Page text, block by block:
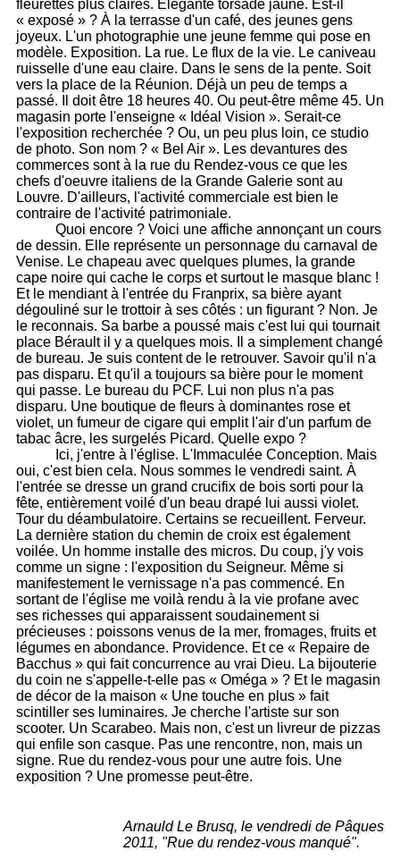
fleurettes plus claires. Élégante torsade jaune. Est-il
« exposé » ? À la terrasse d'un café, des jeunes gens
joyeux. L'un photographie une jeune femme qui pose en
modèle. Exposition. La rue. Le flux de la vie. Le caniveau
ruisselle d'une eau claire. Dans le sens de la pente. Soit
vers la place de la Réunion. Déjà un peu de temps a
passé. Il doit être 18 heures 40. Ou peut-être même 45. Un
magasin porte l'enseigne « Idéal Vision ». Serait-ce
l'exposition recherchée ? Ou, un peu plus loin, ce studio
de photo. Son nom ? « Bel Air ». Les devantures des
commerces sont à la rue du Rendez-vous ce que les
chefs d'oeuvre italiens de la Grande Galerie sont au
Louvre. D'ailleurs, l'activité commerciale est bien le
contraire de l'activité patrimoniale.
Quoi encore ? Voici une affiche annonçant un cours
de dessin. Elle représente un personnage du carnaval de
Venise. Le chapeau avec quelques plumes, la grande
cape noire qui cache le corps et surtout le masque blanc !
Et le mendiant à l'entrée du Franprix, sa bière ayant
dégouliné sur le trottoir à ses côtés : un figurant ? Non. Je
le reconnais. Sa barbe a poussé mais c'est lui qui tournait
place Bérault il y a quelques mois. Il a simplement changé
de bureau. Je suis content de le retrouver. Savoir qu'il n'a
pas disparu. Et qu'il a toujours sa bière pour le moment
qui passe. Le bureau du PCF. Lui non plus n'a pas
disparu. Une boutique de fleurs à dominantes rose et
violet, un fumeur de cigare qui emplit l'air d'un parfum de
tabac âcre, les surgelés Picard. Quelle expo ?
Ici, j'entre à l'église. L'Immaculée Conception. Mais
oui, c'est bien cela. Nous sommes le vendredi saint. À
l'entrée se dresse un grand crucifix de bois sorti pour la
fête, entièrement voilé d'un beau drapé lui aussi violet.
Tour du déambulatoire. Certains se recueillent. Ferveur.
La dernière station du chemin de croix est également
voilée. Un homme installe des micros. Du coup, j'y vois
comme un signe : l'exposition du Seigneur. Même si
manifestement le vernissage n'a pas commencé. En
sortant de l'église me voilà rendu à la vie profane avec
ses richesses qui apparaissent soudainement si
précieuses : poissons venus de la mer, fromages, fruits et
légumes en abondance. Providence. Et ce « Repaire de
Bacchus » qui fait concurrence au vrai Dieu. La bijouterie
du coin ne s'appelle-t-elle pas « Oméga » ? Et le magasin
de décor de la maison « Une touche en plus » fait
scintiller ses luminaires. Je cherche l'artiste sur son
scooter. Un Scarabeo. Mais non, c'est un livreur de pizzas
qui enfile son casque. Pas une rencontre, non, mais un
signe. Rue du rendez-vous pour une autre fois. Une
exposition ? Une promesse peut-être.
Arnauld Le Brusq, le vendredi de Pâques
2011, "Rue du rendez-vous manqué".